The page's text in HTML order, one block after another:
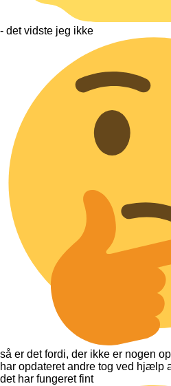
- det vidste jeg ikke
så er det fordi, der ikke er nogen
har opdateret andre tog ved hjælp
det har fungeret fint